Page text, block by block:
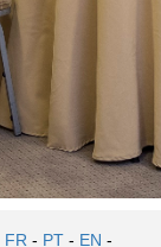
FR - PT - EN -